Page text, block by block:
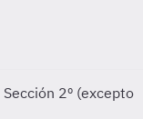
Sección 2º (excepto